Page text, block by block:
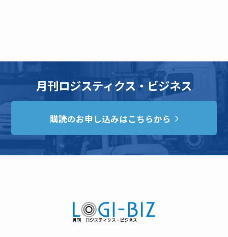
月刊ロジスティクス・ビジネス
購読のお申し込みはこちらから